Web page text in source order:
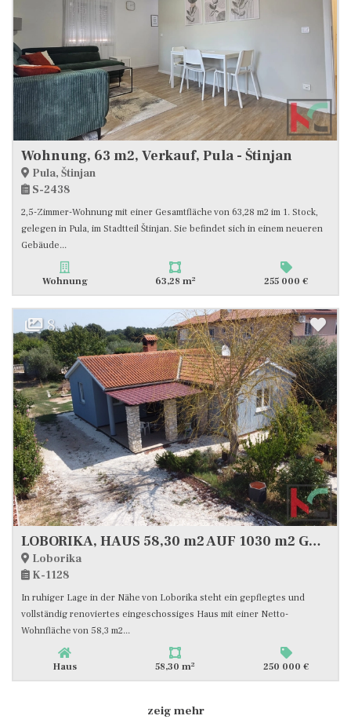
Wohnung, 63 m2, Verkauf, Pula - Štinjan
Pula, Štinjan
S-2438
2,5-Zimmer-Wohnung mit einer Gesamtfläche von 63,28 m2 im 1. Stock,
gelegen in Pula, im Stadtteil Štinjan. Sie befindet sich in einem neueren
Gebäude...
Wohnung 63,28 m2 255 000 €
8
LOBORIKA, HAUS 58,30 m2 AUF 1030 m2 GRUNDSTÜCK
Loborika
K-1128
In ruhiger Lage in der Nähe von Loborika steht ein gepflegtes und
vollständig renoviertes eingeschossiges Haus mit einer Netto-
Wohnfläche von 58,3 m2...
Haus 58,30 m2 250 000 €
zeig mehr